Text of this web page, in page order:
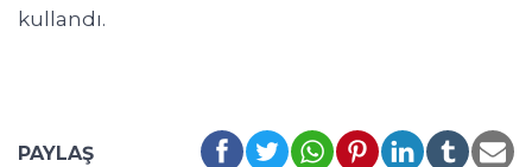
kullandı.
PAYLAŞ